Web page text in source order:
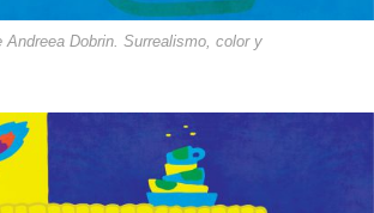
Andreea Dobrin. Surrealismo, color y